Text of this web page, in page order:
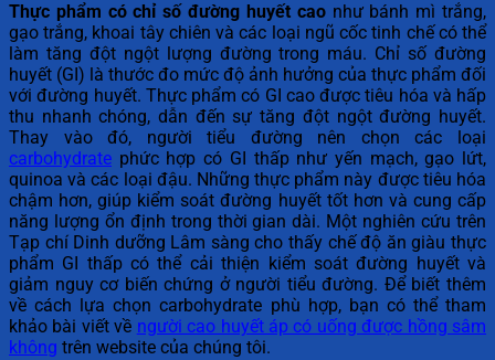
Thực phẩm có chỉ số đường huyết caonhư bánh mì trắng,
gạo trắng, khoai tây chiên và các loại ngũ cốc tinh chế có thể
làm tăng đột ngột lượng đường trong máu. Chỉ số đường
huyết (GI) là thước đo mức độ ảnh hưởng của thực phẩm đối
với đường huyết. Thực phẩm có GI cao được tiêu hóa và hấp
thu nhanh chóng, dẫn đến sự tăng đột ngột đường huyết.
Thay vào đó, người tiểu đường nên chọn các loại
carbohydrate phức hợp có GI thấp như yến mạch, gạo lứt,
quinoa và các loại đậu. Những thực phẩm này được tiêu hóa
chậm hơn, giúp kiểm soát đường huyết tốt hơn và cung cấp
năng lượng ổn định trong thời gian dài. Một nghiên cứu trên
Tạp chí Dinh dưỡng Lâm sàng cho thấy chế độ ăn giàu thực
phẩm GI thấp có thể cải thiện kiểm soát đường huyết và
giảm nguy cơ biến chứng ở người tiểu đường. Để biết thêm
về cách lựa chọn carbohydrate phù hợp, bạn có thể tham
khảo bài viết về người cao huyết áp có uống được hồng sâm
không trên website của chúng tôi.